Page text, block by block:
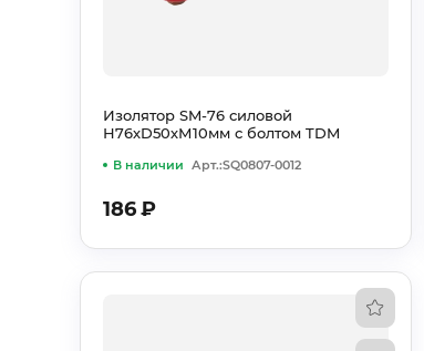
Арт.:SQ0807-0012
В наличии
Изолятор SM-76 силовой
Н76хD50хМ10мм с болтом TDM
186₽